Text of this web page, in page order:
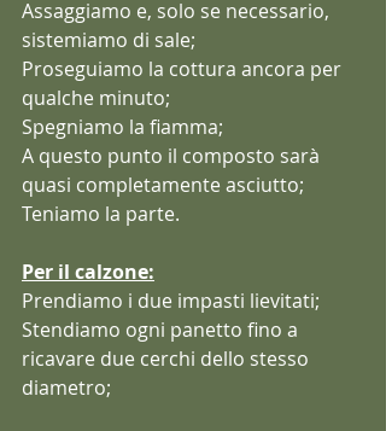
Assaggiamo e, solo se necessario,
sistemiamo di sale;
Proseguiamo la cottura ancora per
qualche minuto;
Spegniamo la fiamma;
A questo punto il composto sarà
quasi completamente asciutto;
Teniamo la parte.
Per il calzone:
Prendiamo i due impasti lievitati;
Stendiamo ogni panetto fino a
ricavare due cerchi dello stesso
diametro;